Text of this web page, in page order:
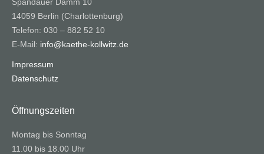
14059 Berlin (Charlottenburg)
Telefon: 030 – 882 52 10
E-Mail: info@kaethe-kollwitz.de
Impressum
Datenschutz
Öffnungszeiten
Montag bis Sonntag
11.00 bis 18.00 Uhr